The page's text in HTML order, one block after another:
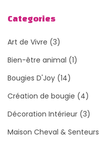
Categories
Art de Vivre (3)
Bien-être animal (1)
Bougies D'Joy (14)
Création de bougie (4)
Décoration Intérieur (3)
Maison Cheval & Senteurs